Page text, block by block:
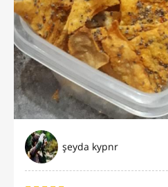
şeyda kypnr